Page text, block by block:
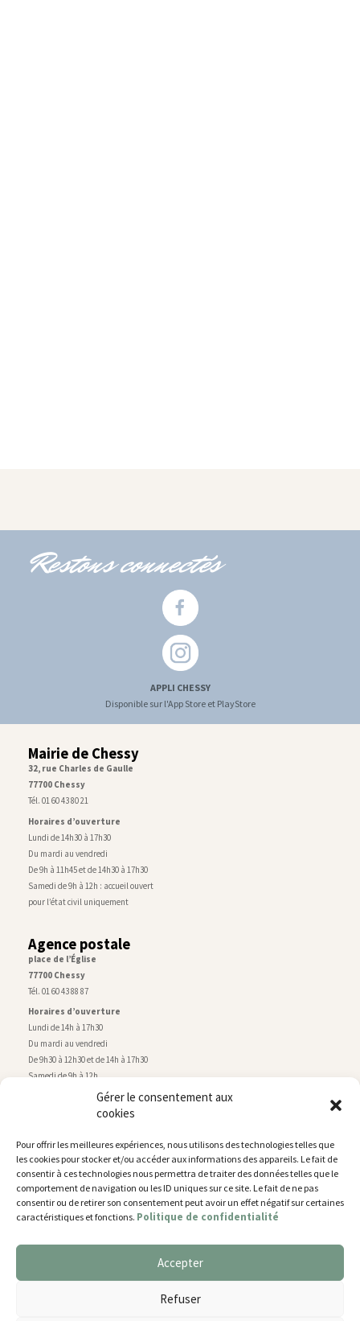
Gérer le consentement aux
cookies
Pour offrir les meilleures expériences, nous utilisons des technologies telles que
les cookies pour stocker et/ou accéder aux informations des appareils. Le fait de
consentir à ces technologies nous permettra de traiter des données telles que le
comportement de navigation ou les ID uniques sur ce site. Le fait de ne pas
consentir ou de retirer son consentement peut avoir un effet négatif sur certaines
caractéristiques et fonctions. Politique de confidentialité
Accepter
Refuser
Restons connectés
APPLI CHESSY
Disponible sur l'App Store et PlayStore
Mairie de Chessy
32, rue Charles de Gaulle
77700 Chessy
Tél. 01 60 43 80 21
Horaires d’ouverture
Lundi de 14h30 à 17h30
Du mardi au vendredi
De 9h à 11h45 et de 14h30 à 17h30
Samedi de 9h à 12h : accueil ouvert
pour l’état civil uniquement
Agence postale
place de l’Église
77700 Chessy
Tél. 01 60 43 88 87
Horaires d’ouverture
Lundi de 14h à 17h30
Du mardi au vendredi
De 9h30 à 12h30 et de 14h à 17h30
Samedi de 9h à 12h
Service technique
rue de Montry–77700 Chessy
Tél. 01 60 43 52 63
Horaires d’ouverture
Lundi, mardi et jeudi
De 9h à 11h45 et de 14h30 à 17h30
Nous utilisons des cookies pour vous offrir la meilleure
You can find out more about which cookies we are using or